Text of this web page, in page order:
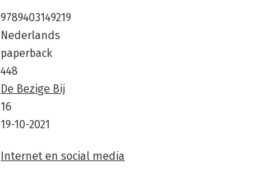
9789403149219
Nederlands
paperback
448
De Bezige Bij
16
19-10-2021
Internet en social media